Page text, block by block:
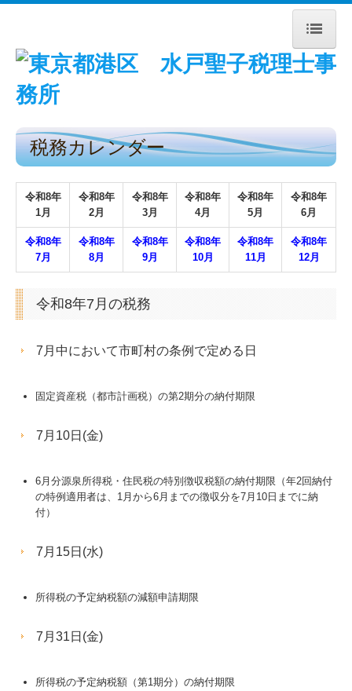
トップページ
経営理念
交通案内
業務案内
料金について
病院・診療所の皆様へ
補助金・助成金・融資情報
関与先向け融資商品ご紹介
経営者オススメ情報
税務Q&A
社長メニューASP版
TKCシステムQ&A
税務カレンダー
令和8年
1月
令和8年
2月
令和8年
3月
令和8年
4月
令和8年
5月
令和8年
6月
令和8年
7月
令和8年
8月
令和8年
9月
令和8年
10月
令和8年
11月
令和8年
12月
令和8年7月の税務
7月中において市町村の条例で定める日
固定資産税（都市計画税）の第2期分の納付期限
7月10日(金)
6月分源泉所得税・住民税の特別徴収税額の納付期限（年2回納付
の特例適用者は、1月から6月までの徴収分を7月10日までに納
付）
7月15日(水)
所得税の予定納税額の減額申請期限
7月31日(金)
所得税の予定納税額（第1期分）の納付期限